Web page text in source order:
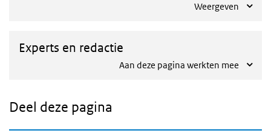
Weergeven
Experts en redactie
Aan deze pagina werkten mee
Deel deze pagina